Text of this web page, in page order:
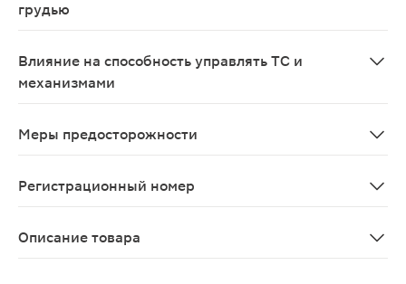
грудью
Влияние на способность управлять ТС и
механизмами
Меры предосторожности
Регистрационный номер
Описание товара